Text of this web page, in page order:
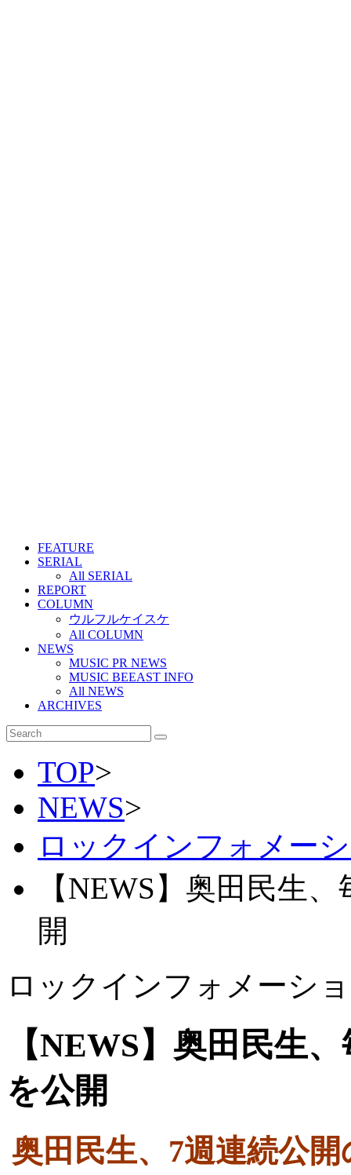
FEATURE
SERIAL
All SERIAL
REPORT
COLUMN
ウルフルケイスケ
All COLUMN
NEWS
MUSIC PR NEWS
MUSIC BEEAST INFO
All NEWS
ARCHIVES
TOP>
NEWS>
ロックインフォメー
【NEWS】奥田民生
開
ロックインフォメーシ
【NEWS】奥田民生
を公開
奥田民生、7週連続公